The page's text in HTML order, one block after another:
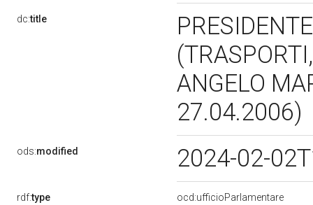
dc:title
ANGELO
27.04.2006)
ods:modified 2024-02-
rdf:type
ocd:ufficioParlamentare